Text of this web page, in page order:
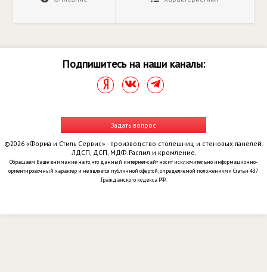
Подпишитесь на наши каналы:
Задать вопрос
©2026 «Форма и Стиль Сервис» - производство столешниц и стеновых панелей.
ЛДСП, ДСП, МДФ. Распил и кромление.
Обращаем Ваше внимание на то, что данный интернет-сайт носит исключительно информационно-
ориентировочный характер и не является публичной офертой, определяемой положениями Статьи 437
Гражданского кодекса РФ.